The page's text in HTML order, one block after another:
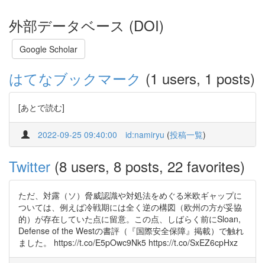
外部データベース (DOI)
Google Scholar
はてなブックマーク (1 users, 1 posts)
[あとで読む]
2022-09-25 09:40:00 id:namiryu (投稿一覧)
Twitter (8 users, 8 posts, 22 favorites)
ただ、対露（ソ）脅威認識や対処法をめぐる米欧ギャップに
ついては、例えば冷戦期には全く逆の構図（欧州の方が妥協
的）が存在していた点に留意。この点、しばらく前にSloan,
Defense of the Westの書評（『国際安全保障』掲載）で触れ
ました。 https://t.co/E5pOwc9Nk5 https://t.co/SxEZ6cpHxz